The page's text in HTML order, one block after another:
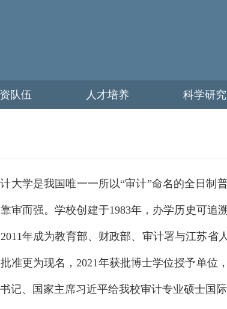
队伍 人才培养 科学研究
大学是我国唯一一所以“审计”命名的全日制
审而强。学校创建于1983年，办学历史可追
年成为教育部、财政部、审计署与江苏省
准更为现名，2021年获批博士学位授予单位
记、国家主席习近平给我校审计专业硕士国际